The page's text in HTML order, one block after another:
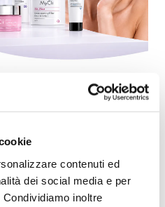
contenuti ed
dei social media e per
inoltre